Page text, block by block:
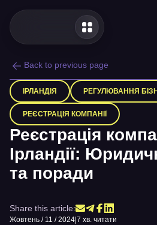
Back to previous page
ІРЛАНДІЯ РЕГУЛЮВАННЯ
РЕЄСТРАЦІЯ КОМПАНІЇ
Реєстрація
Ірландії:
та поради
Share this article:
Жовтень / 11 / 2024 7 хв. читати